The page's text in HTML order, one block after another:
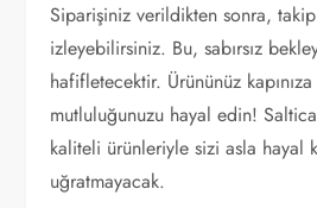
Siparişiniz verildikten sonra,
izleyebilirsiniz. Bu, sabırsız
hafifletecektir. Ürününüz
mutluluğunuzu hayal edin!
kaliteli ürünleriyle sizi asla hayal
uğratmayacak.